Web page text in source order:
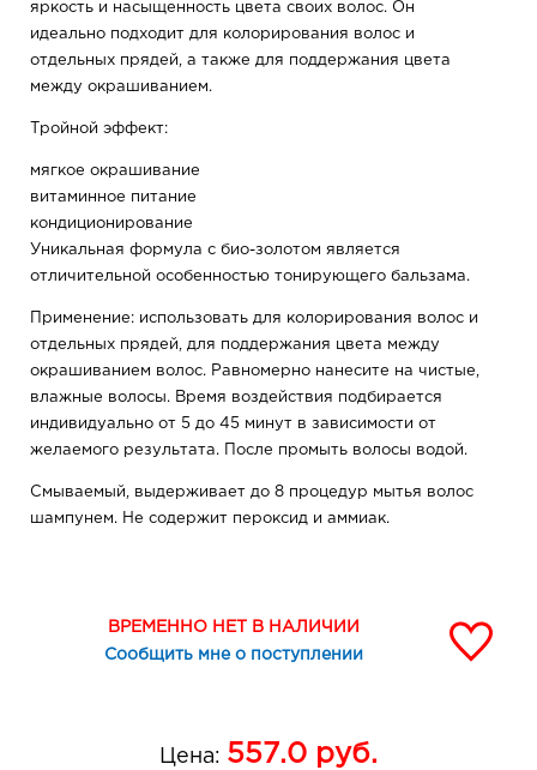
яркость и насыщенность цвета своих волос. Он
идеально подходит для колорирования волос и
отдельных прядей, а также для поддержания цвета
между окрашиванием.
Тройной эффект:
мягкое окрашивание
витаминное питание
кондиционирование
Уникальная формула с био-золотом является
отличительной особенностью тонирующего бальзама.
Применение: использовать для колорирования волос и
отдельных прядей, для поддержания цвета между
окрашиванием волос. Равномерно нанесите на чистые,
влажные волосы. Время воздействия подбирается
индивидуально от 5 до 45 минут в зависимости от
желаемого результата. После промыть волосы водой.
Смываемый, выдерживает до 8 процедур мытья волос
шампунем. Не содержит пероксид и аммиак.
ВРЕМЕННО НЕТ В НАЛИЧИИ
Сообщить мне о поступлении
Цена: 557.0 руб.